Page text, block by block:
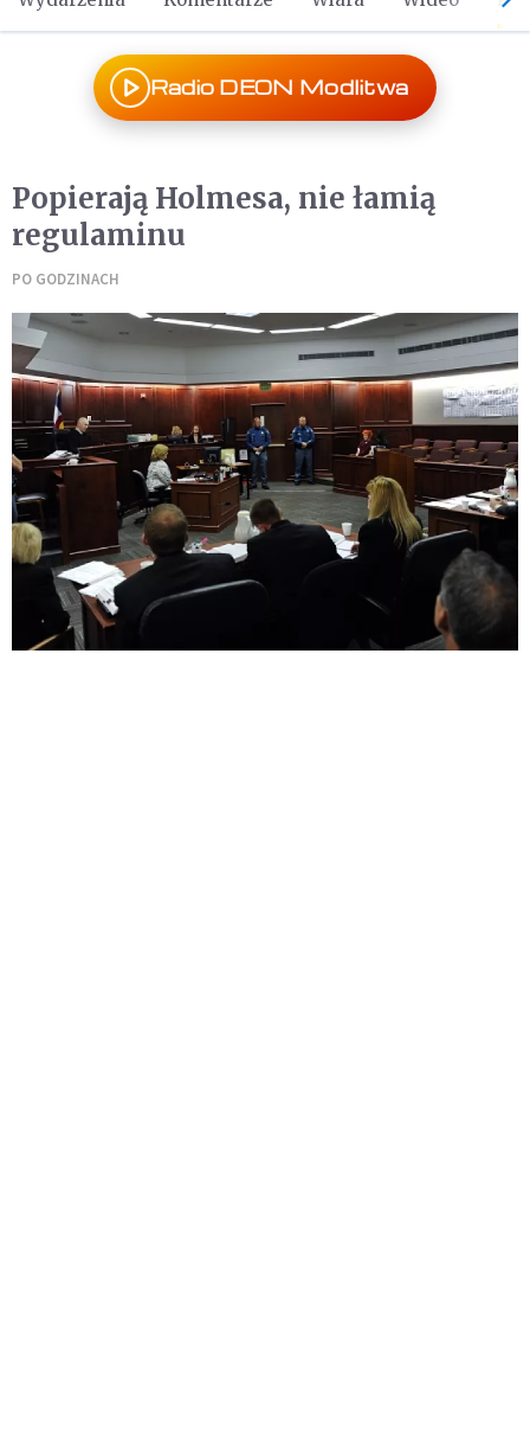
Radio DEON Modlitwa
Popierają Holmesa, nie łamią
regulaminu
PO GODZINACH